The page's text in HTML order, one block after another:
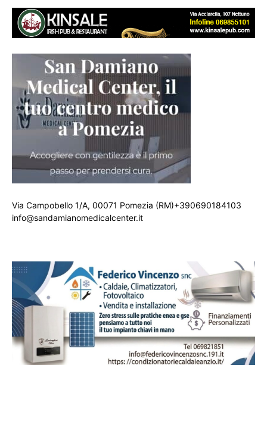
Via Campobello 1/A, 00071 Pomezia (RM)+390690184103
info@sandamianomedicalcenter.it